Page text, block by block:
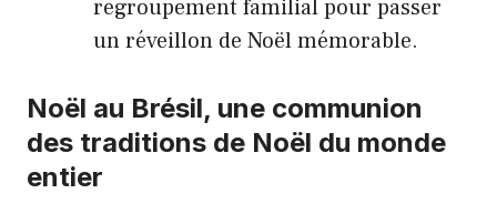
regroupement familial pour passer
un réveillon de Noël mémorable.
Noël au Brésil, une communion
des traditions de Noël du monde
entier